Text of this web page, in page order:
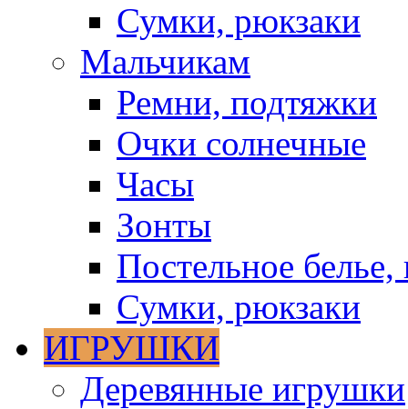
Сумки, рюкзаки
Мальчикам
Ремни, подтяжки
Очки солнечные
Часы
Зонты
Постельное белье,
Сумки, рюкзаки
ИГРУШКИ
Деревянные игрушки